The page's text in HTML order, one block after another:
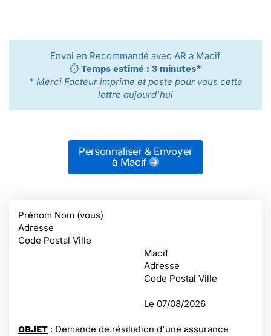
Envoi en Recommandé avec AR à Macif
⏱️ Temps estimé : 3 minutes*
* Merci Facteur imprime et poste pour vous cette
lettre aujourd'hui
Personnaliser & Envoyer
à Macif
Prénom Nom (vous)
Adresse
Code Postal Ville
Macif
Adresse
Code Postal Ville
Le 07/08/2026
OBJET : Demande de résiliation d'une assurance